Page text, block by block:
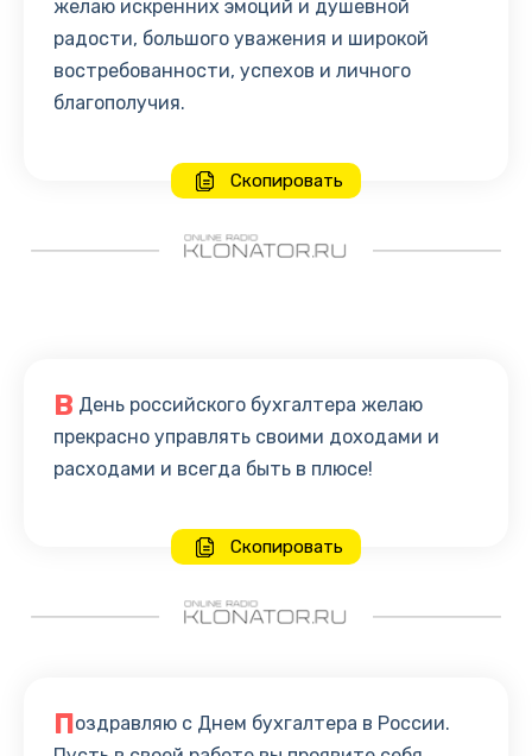
желаю искренних эмоций и душевной
радости, большого уважения и широкой
востребованности, успехов и личного
благополучия.
Скопировать
В День российского бухгалтера желаю
прекрасно управлять своими доходами и
расходами и всегда быть в плюсе!
Скопировать
Поздравляю с Днем бухгалтера в России.